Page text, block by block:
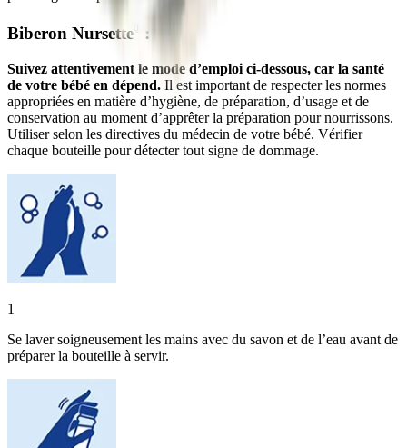
Biberon Nursette :
Suivez attentivement le mode d’emploi ci-dessous, car la santé
de votre bébé en dépend. Il est important de respecter les normes
appropriées en matière d’hygiène, de préparation, d’usage et de
conservation au moment d’apprêter la préparation pour nourrissons.
Utiliser selon les directives du médecin de votre bébé. Vérifier
chaque bouteille pour détecter tout signe de dommage.
1
Se laver soigneusement les mains avec du savon et de l’eau avant de
préparer la bouteille à servir.